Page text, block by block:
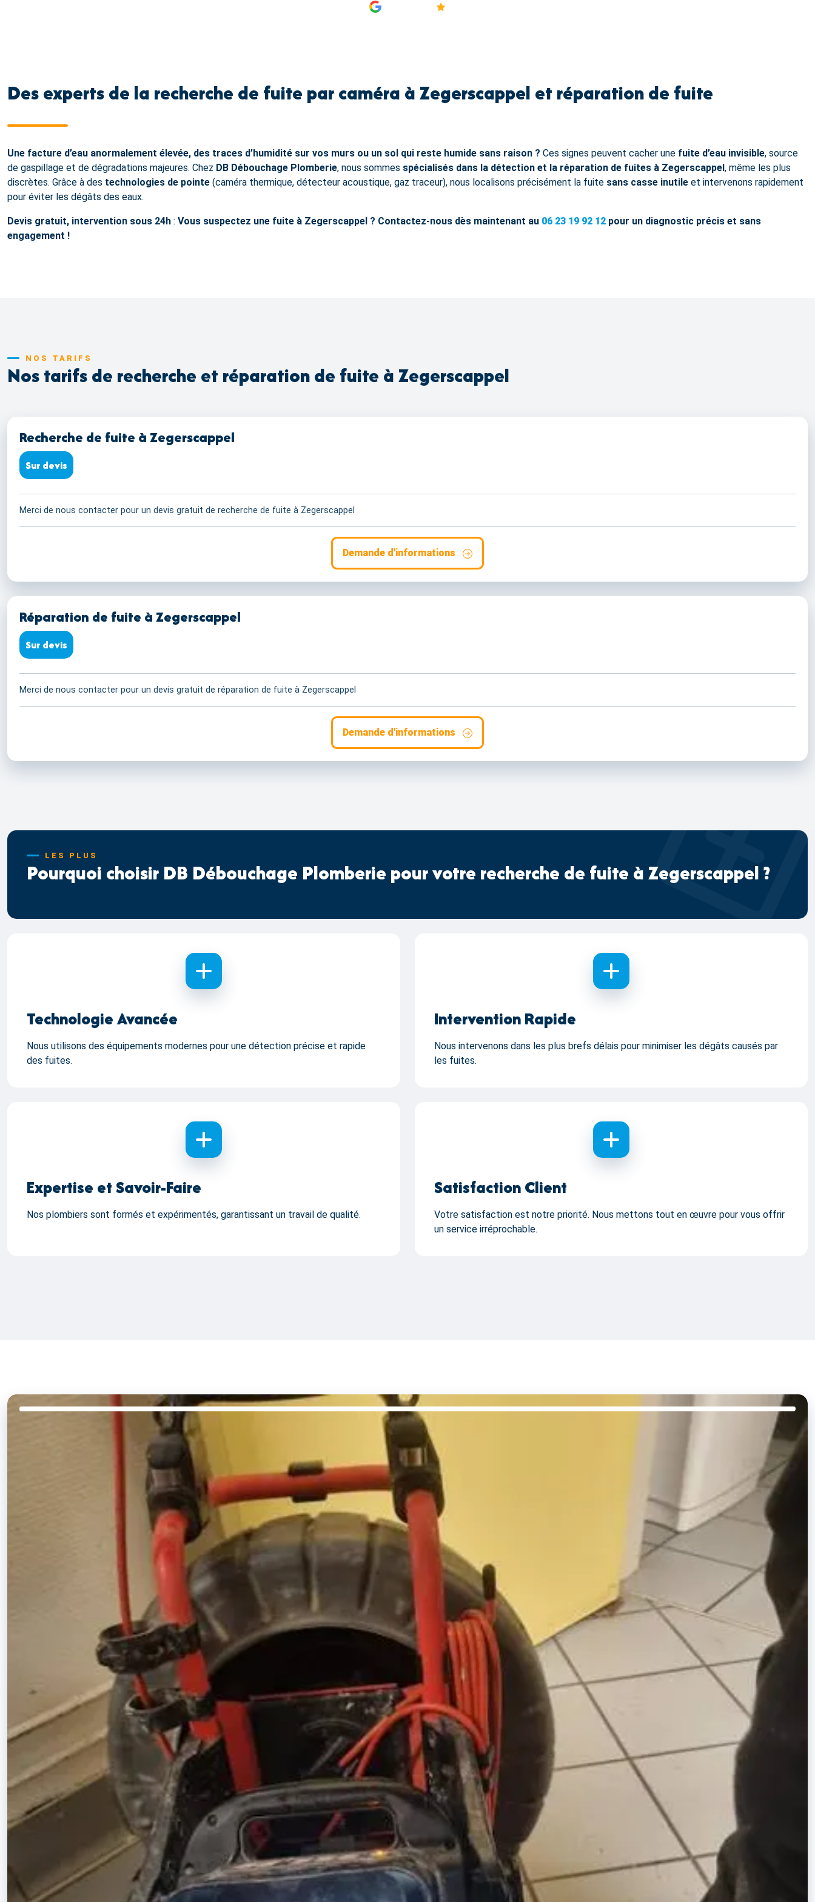
Des experts de la recherche de fuite par caméra à Zegerscappel et réparation de fuite
Une facture d’eau anormalement élevée, des traces d’humidité sur vos murs ou un sol qui reste humide sans raison ? Ces signes peuvent cacher une fuite d’eau invisible, source
de gaspillage et de dégradations majeures. Chez DB Débouchage Plomberie, nous sommes spécialisés dans la détection et la réparation de fuites à Zegerscappel, même les plus
discrètes. Grâce à des technologies de pointe (caméra thermique, détecteur acoustique, gaz traceur), nous localisons précisément la fuite sans casse inutile et intervenons rapidement
pour éviter les dégâts des eaux.
Devis gratuit, intervention sous 24h : Vous suspectez une fuite à Zegerscappel ? Contactez-nous dès maintenant au 06 23 19 92 12 pour un diagnostic précis et sans
engagement !
NOS TARIFS
Nos tarifs de recherche et réparation de fuite à Zegerscappel
Recherche de fuite à Zegerscappel
Sur devis
Merci de nous contacter pour un devis gratuit de recherche de fuite à Zegerscappel
Demande d'informations
Réparation de fuite à Zegerscappel
Sur devis
Merci de nous contacter pour un devis gratuit de réparation de fuite à Zegerscappel
Demande d'informations
LES PLUS
Pourquoi choisir DB Débouchage Plomberie pour votre recherche de fuite à Zegerscappel ?
Technologie Avancée
Nous utilisons des équipements modernes pour une détection précise et rapide
des fuites.
Intervention Rapide
Nous intervenons dans les plus brefs délais pour minimiser les dégâts causés par
les fuites.
Expertise et Savoir-Faire
Nos plombiers sont formés et expérimentés, garantissant un travail de qualité.
Satisfaction Client
Votre satisfaction est notre priorité. Nous mettons tout en œuvre pour vous offrir
un service irréprochable.